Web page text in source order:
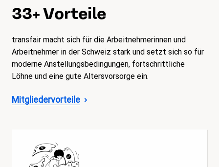
33+ Vorteile
transfair macht sich für die Arbeitnehmerinnen und
Arbeitnehmer in der Schweiz stark und setzt sich so für
moderne Anstellungsbedingungen, fortschrittliche
Löhne und eine gute Altersvorsorge ein.
Mitgliedervorteile